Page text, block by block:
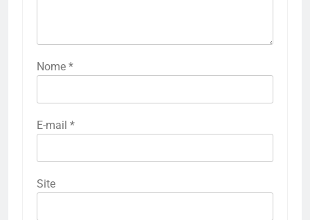
Nome *
E-mail *
Site